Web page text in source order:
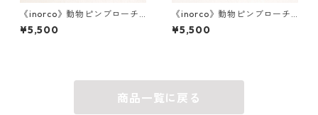
《inorco》動物ピンブローチ_
010
¥5,500
《inorco》動物ピンブローチ_
004
¥5,500
商品一覧に戻る